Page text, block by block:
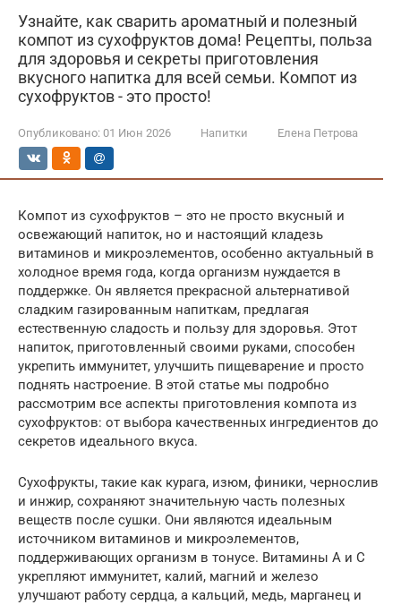
Узнайте, как сварить ароматный и полезный
компот из сухофруктов дома! Рецепты, польза
для здоровья и секреты приготовления
вкусного напитка для всей семьи. Компот из
сухофруктов - это просто!
Опубликовано: 01 Июн 2026 Напитки Елена Петрова
Компот из сухофруктов – это не просто вкусный и
освежающий напиток, но и настоящий кладезь
витаминов и микроэлементов, особенно актуальный в
холодное время года, когда организм нуждается в
поддержке. Он является прекрасной альтернативой
сладким газированным напиткам, предлагая
естественную сладость и пользу для здоровья. Этот
напиток, приготовленный своими руками, способен
укрепить иммунитет, улучшить пищеварение и просто
поднять настроение. В этой статье мы подробно
рассмотрим все аспекты приготовления компота из
сухофруктов: от выбора качественных ингредиентов до
секретов идеального вкуса.
Сухофрукты, такие как курага, изюм, финики, чернослив
и инжир, сохраняют значительную часть полезных
веществ после сушки. Они являются идеальным
источником витаминов и микроэлементов,
поддерживающих организм в тонусе. Витамины А и С
укрепляют иммунитет, калий, магний и железо
улучшают работу сердца, а кальций, медь, марганец и